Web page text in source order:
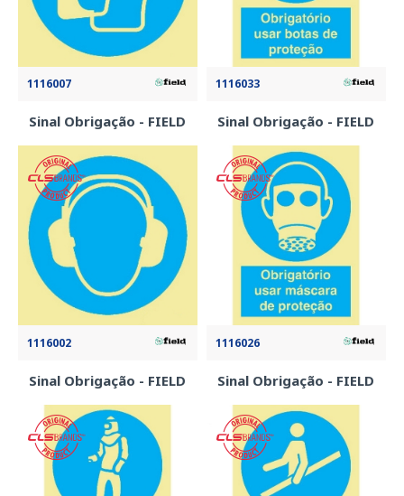
1116007
Sinal Obrigação - FIELD
1116033
Sinal Obrigação - FIELD
1116002
Sinal Obrigação - FIELD
1116026
Sinal Obrigação - FIELD